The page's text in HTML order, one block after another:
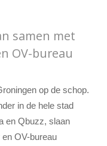
samen met
OV-bureau
op de schop.
in de hele stad
en Qbuzz, slaan
OV-bureau